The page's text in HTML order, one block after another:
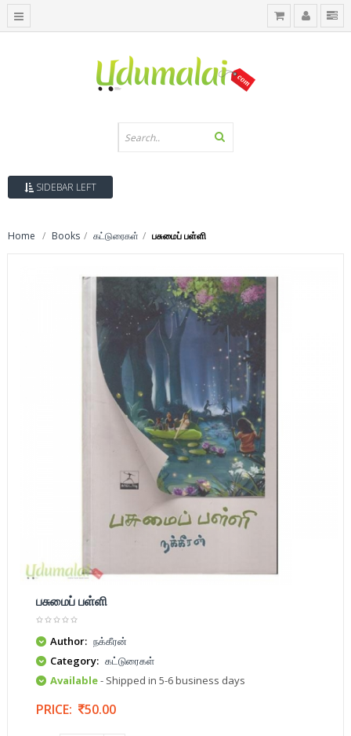
SIDEBAR LEFT
Home Books கட்டுரைகள் பசுமைப் பள்ளி
பசுமைப் பள்ளி
Author: நக்கீரன்
Category: கட்டுரைகள்
Available- Shipped in 5-6 business days
PRICE: 50.00